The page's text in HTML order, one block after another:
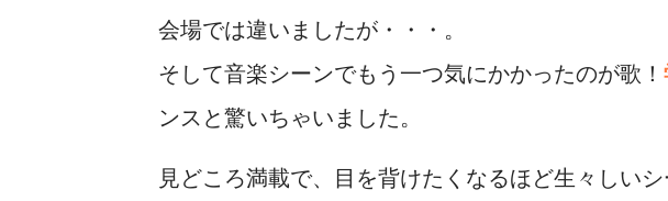
会場では違いましたが・・・。
そして音楽シーンでもう一つ気にかかったのが歌！
ンスと驚いちゃいました。
見どころ満載で、目を背けたくなるほど生々しい